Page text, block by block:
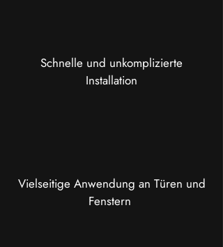
Schnelle und unkomplizierte
Installation
Vielseitige Anwendung an Türen und
Fenstern